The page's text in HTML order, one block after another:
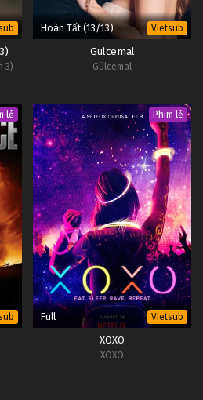
3)
Hoàn Tất (13/13) Vietsub
Gulcemal
Gülcemal
lẻ Phim lẻ
Full Vietsub
XOXO
XOXO